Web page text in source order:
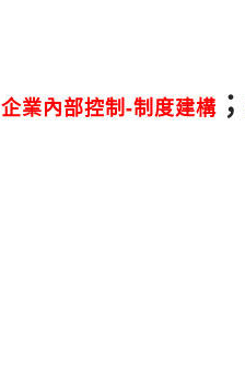
企業內部控制-制度建構 ；